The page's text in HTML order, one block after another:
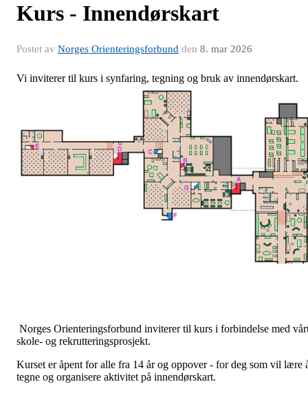
Kurs - Innendørskart
Postet av Norges Orienteringsforbund den 8. mar 2026
Vi inviterer til kurs i synfaring, tegning og bruk av innendørskart.
Norges Orienteringsforbund inviterer til kurs i forbindelse med
skole- og rekrutteringsprosjekt.
Kurset er åpent for alle fra 14 år og oppover - for deg som vil lære
tegne og organisere aktivitet på innendørskart.